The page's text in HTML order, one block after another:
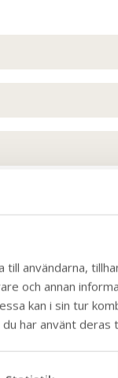
användarna,
och annan
kan i sin tur
har använt deras